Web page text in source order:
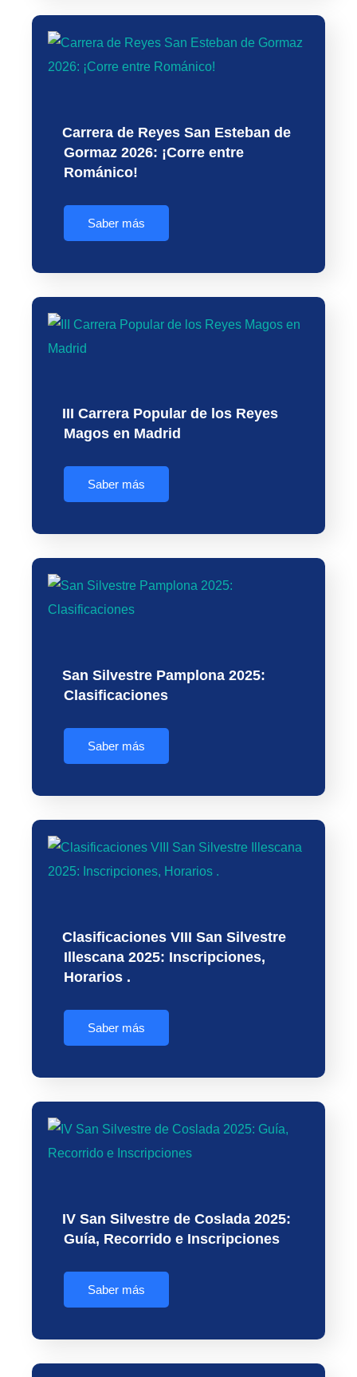
Carrera de Reyes San Esteban de
Gormaz 2026: ¡Corre entre
Románico!
Saber más
III Carrera Popular de los Reyes
Magos en Madrid
Saber más
San Silvestre Pamplona 2025:
Clasificaciones
Saber más
Clasificaciones VIII San Silvestre
Illescana 2025: Inscripciones,
Horarios .
Saber más
IV San Silvestre de Coslada 2025:
Guía, Recorrido e Inscripciones
Saber más